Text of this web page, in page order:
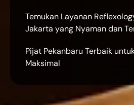
Temukan Layanan
Jakarta yang Nyaman dan
Pijat Pekanbaru Terbaik
Maksimal